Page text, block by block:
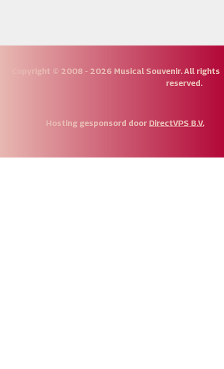
Copyright © 2008 - 2026 Musical Souvenir. All rights
reserved.
Hosting gesponsord door DirectVPS B.V.